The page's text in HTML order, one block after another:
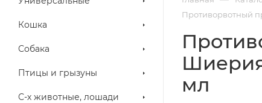
Кошка
Собака
Птицы и грызуны
С-х животные, лошади
Противорвотный
мл